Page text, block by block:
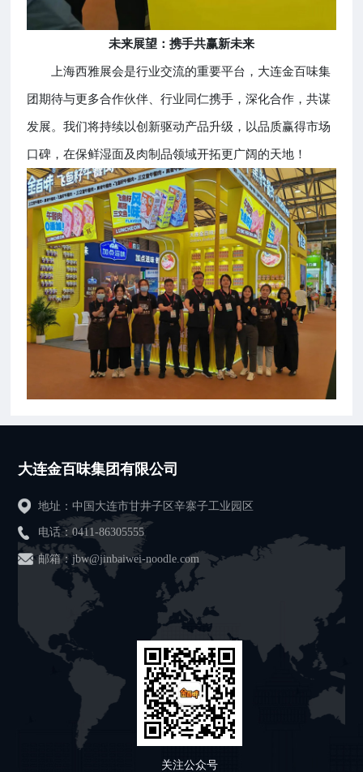
未来展望：携手共赢新未来
上海西雅展会是行业交流的重要平台，大连金百味集
团期待与更多合作伙伴、行业同仁携手，深化合作，共谋
发展。我们将持续以创新驱动产品升级，以品质赢得市场
口碑，在保鲜湿面及肉制品领域开拓更广阔的天地！
大连金百味集团有限公司
地址：中国大连市甘井子区辛寨子工业园区
电话：0411-86305555
邮箱：jbw@jinbaiwei-noodle.com
关注公众号